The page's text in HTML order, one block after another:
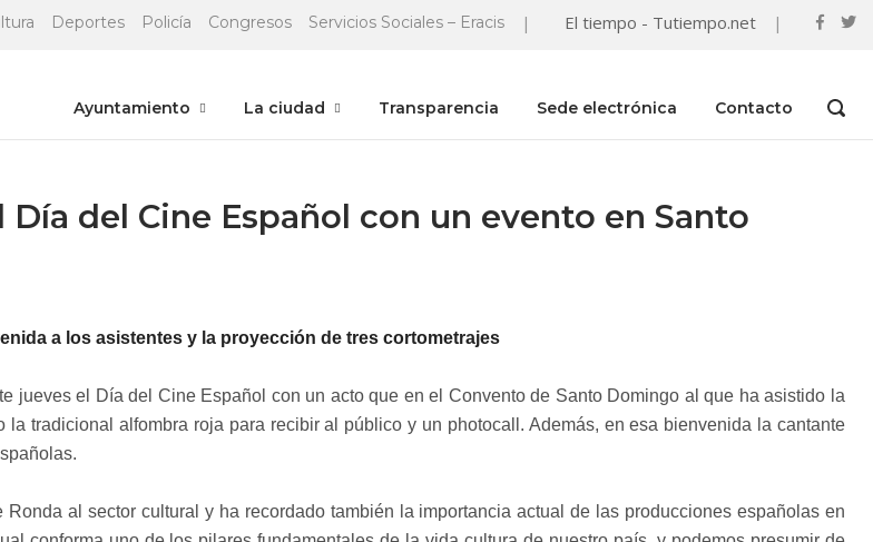
Deportes Policía Congresos Servicios Sociales – Eracis | El tiempo - Tutiempo.net |
Ayuntamiento La ciudad Transparencia Sede electrónica Contacto
OPEN
del Cine Español con un evento en Santo
a los asistentes y la proyección de tres cortometrajes
jueves el Día del Cine Español con un acto que en el Convento de Santo Domingo al que ha asistido la
tradicional alfombra roja para recibir al público y un photocall. Además, en esa bienvenida la cantante
al sector cultural y ha recordado también la importancia actual de las producciones españolas en